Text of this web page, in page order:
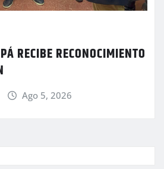
RECIBE RECONOCIMIENTO
Ago 5, 2026